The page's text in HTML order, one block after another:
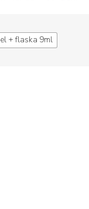
+ flaska 9ml